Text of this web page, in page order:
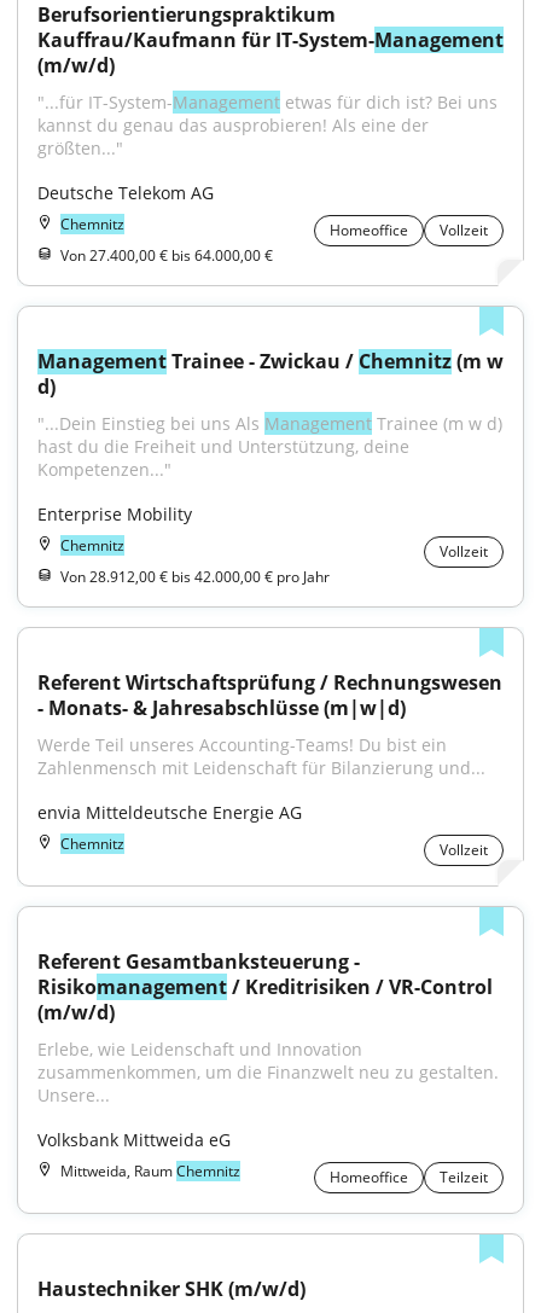
Berufsorientierungspraktikum
Kauffrau/Kaufmann für IT-System-Management
(m/w/d)
"...für IT-System-Management etwas für dich ist? Bei uns
kannst du genau das ausprobieren! Als eine der
größten..."
Deutsche Telekom AG
Chemnitz Homeoffice
Vollzeit
Von 27.400,00 € bis 64.000,00 €
Management Trainee - Zwickau / Chemnitz (m w
d)
"...Dein Einstieg bei uns Als Management Trainee (m w d)
hast du die Freiheit und Unterstützung, deine
Kompetenzen..."
Enterprise Mobility
Chemnitz
Vollzeit
Von 28.912,00 € bis 42.000,00 € pro Jahr
Referent Wirtschaftsprüfung / Rechnungswesen
- Monats- & Jahresabschlüsse (m|w|d)
Werde Teil unseres Accounting-Teams! Du bist ein
Zahlenmensch mit Leidenschaft für Bilanzierung und...
envia Mitteldeutsche Energie AG
Chemnitz Vollzeit
Referent Gesamtbanksteuerung -
Risikomanagement / Kreditrisiken / VR-Control
(m/w/d)
Erlebe, wie Leidenschaft und Innovation
zusammenkommen, um die Finanzwelt neu zu gestalten.
Unsere...
Volksbank Mittweida eG
Mittweida, RaumChemnitz Homeoffice Teilzeit
Haustechniker SHK (m/w/d)